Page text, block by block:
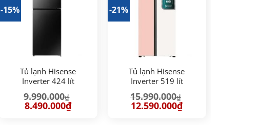
-15%
Tủ lạnh Hisense
Inverter 424 lít
9.990.000₫
Giá
gốc
8.490.000₫Giá
-21%
Tủ lạnh Hisense
Inverter 519 lít
15.990.000₫
Giá
gốc
12.590.000₫Giá